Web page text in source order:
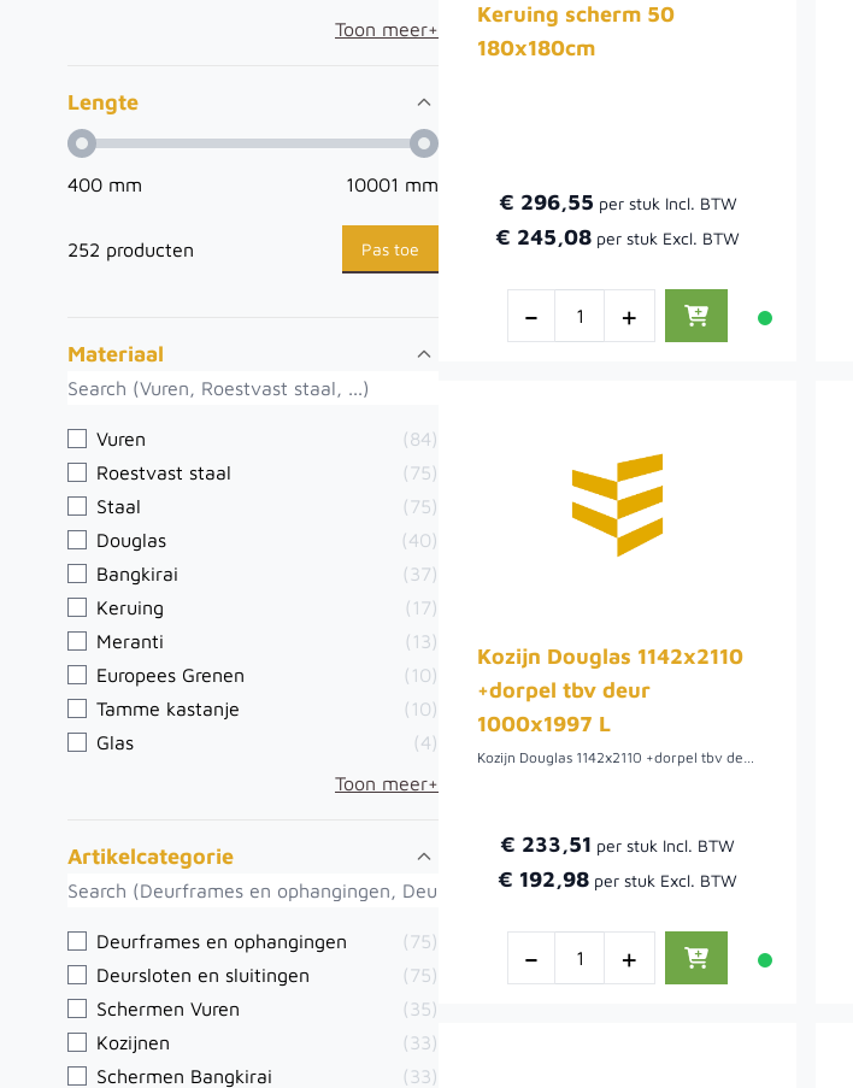
Toon meer+
Lengte
400 mm 10001 mm
252 producten Pas toe
Materiaal
Vuren
(84)
Roestvast staal
(75)
Staal
(75)
Douglas
(40)
Bangkirai
(37)
Keruing
(17)
Meranti
(13)
Europees Grenen
(10)
Tamme kastanje
(10)
Glas
(4)
Toon meer+
Artikelcategorie
Deurframes en ophangingen
(75)
Deursloten en sluitingen
(75)
Schermen Vuren
(35)
Kozijnen
(33)
Schermen Bangkirai
(33)
Keruing scherm 50
180x180cm
€ 296,55
€ 245,08
- +
Kozijn Douglas 1142x2110
+dorpel tbv deur
1000x1997 L
Kozijn Douglas 1142x2110 +dorpel tbv deur 1000x1997 L.
€ 233,51
€ 192,98
- +